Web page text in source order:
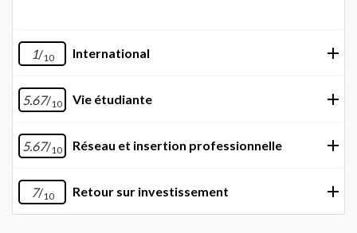
1/10 International
5.67/10 Vie étudiante
5.67/10 Réseau et insertion professionnelle
7/10 Retour sur investissement